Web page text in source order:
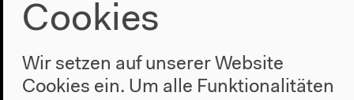
Cookies
Wir setzen auf unserer Website
Cookies ein. Um alle Funktionalitäten